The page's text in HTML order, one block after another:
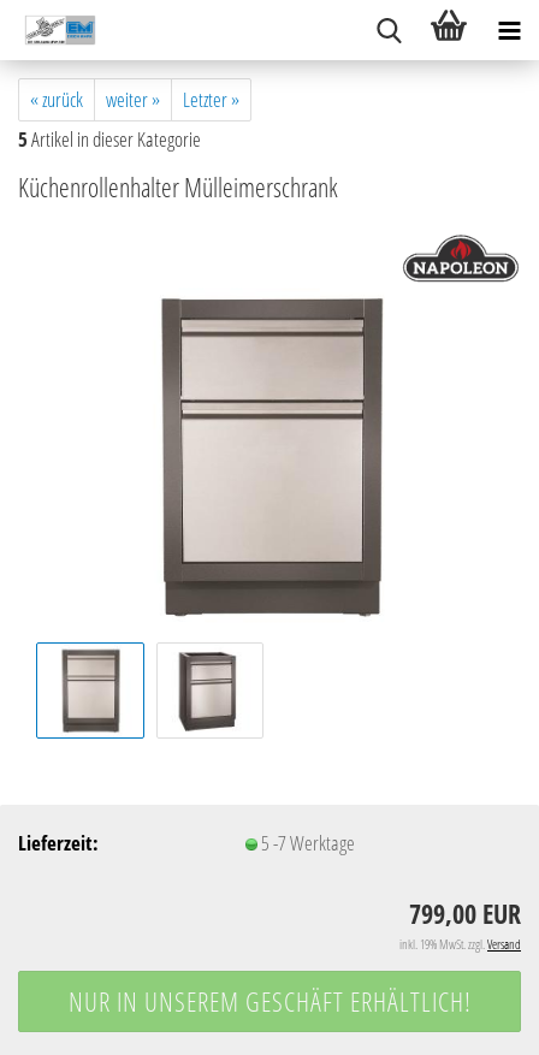
« zurück weiter »
Letzter »
5Artikel in dieser Kategorie
Küchenrollenhalter Mülleimerschrank
Lieferzeit: 5 -7 Werktage
799,00 EUR
inkl. 19% MwSt. zzgl.Versand